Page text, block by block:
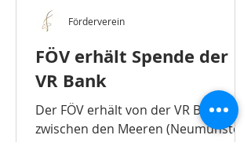
FÖV erhält Spende der
VR Bank
Der FÖV erhält von der VR Bank
zwischen den Meeren (Neumünster)
eine Spende in Höhe von 3.000 Euro
Förderverein